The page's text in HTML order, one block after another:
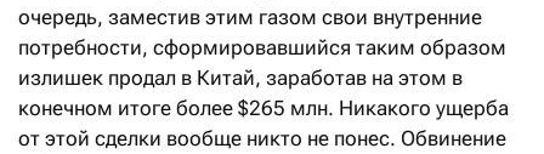
очередь, заместив этим газом свои внутренние
потребности, сформировавшийся таким образом
излишек продал в Китай, заработав на этом в
конечном итоге более $265 млн. Никакого ущерба
от этой сделки вообще никто не понес. Обвинение